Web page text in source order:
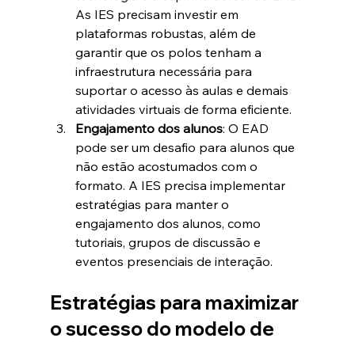
As IES precisam investir em
plataformas robustas, além de
garantir que os polos tenham a
infraestrutura necessária para
suportar o acesso às aulas e demais
atividades virtuais de forma eficiente.
Engajamento dos alunos: O EAD
pode ser um desafio para alunos que
não estão acostumados com o
formato. A IES precisa implementar
estratégias para manter o
engajamento dos alunos, como
tutoriais, grupos de discussão e
eventos presenciais de interação.
Estratégias para maximizar
o sucesso do modelo de